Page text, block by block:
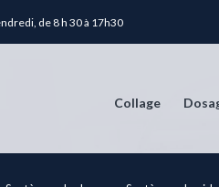
de 8 h 30 à 17h30
Collage